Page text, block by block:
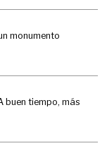
monumento
buen tiempo, más